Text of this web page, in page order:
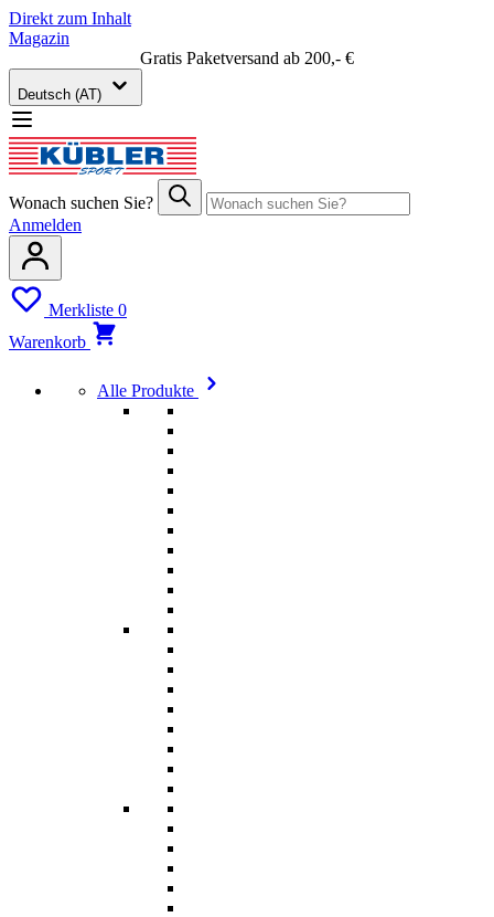
Direkt zum Inhalt
Magazin
Gratis Paketversand ab 200,- €
Deutsch (AT)
Wonach suchen Sie?
Anmelden
Merkliste 0
Warenkorb
Alle Produkte